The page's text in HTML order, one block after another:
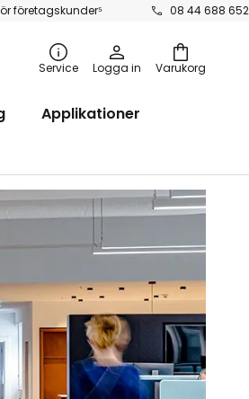
företagskunder⁵ 08 44 688 652
Varukorg
Service Logga in
Applikationer